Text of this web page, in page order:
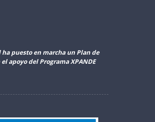
puesto en marcha un Plan de
apoyo del Programa XPANDE